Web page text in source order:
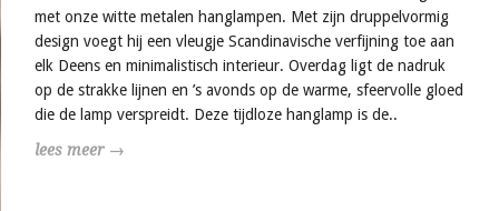
met onze witte metalen hanglampen. Met zijn druppelvormig
design voegt hij een vleugje Scandinavische verfijning toe aan
elk Deens en minimalistisch interieur. Overdag ligt de nadruk
op de strakke lijnen en ’s avonds op de warme, sfeervolle gloed
die de lamp verspreidt. Deze tijdloze hanglamp is de..
lees meer →